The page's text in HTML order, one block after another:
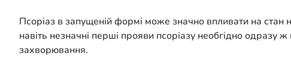
Псоріаз в запущеній формі може значно впливати на
навіть незначні перші прояви псоріазу необгідно
захворювання.